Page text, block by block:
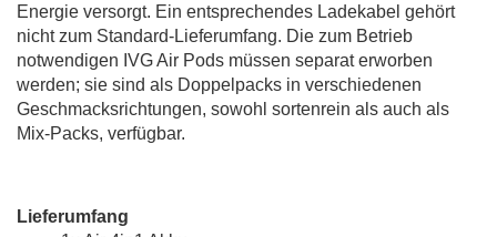
Energie versorgt. Ein entsprechendes Ladekabel gehört
nicht zum Standard-Lieferumfang. Die zum Betrieb
notwendigen IVG Air Pods müssen separat erworben
werden; sie sind als Doppelpacks in verschiedenen
Geschmacksrichtungen, sowohl sortenrein als auch als
Mix-Packs, verfügbar.
Lieferumfang